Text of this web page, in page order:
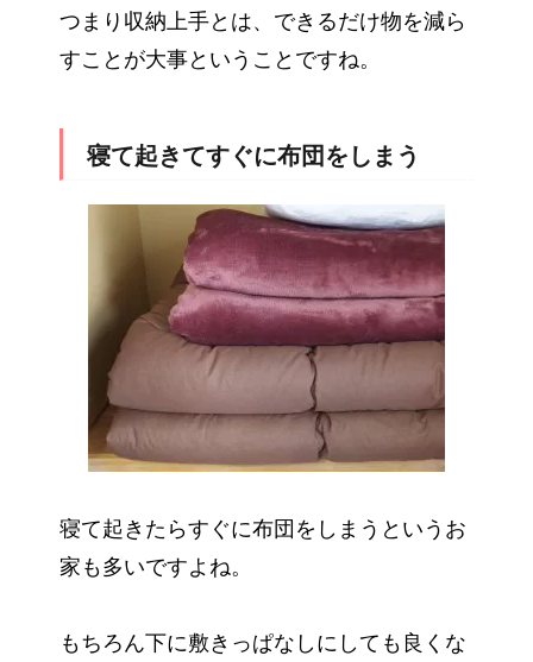
つまり収納上手とは、できるだけ物を減ら
すことが大事ということですね。
寝て起きてすぐに布団をしまう
寝て起きたらすぐに布団をしまうというお
家も多いですよね。
もちろん下に敷きっぱなしにしても良くな